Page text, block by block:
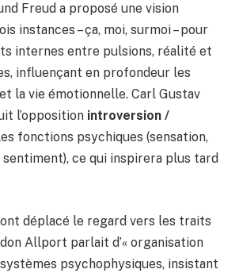
Freud a proposé une vision
instances – ça, moi, surmoi – pour
internes entre pulsions, réalité et
influençant en profondeur les
la vie émotionnelle. Carl Gustav
l’opposition introversion /
fonctions psychiques (sensation,
ce qui inspirera plus tard
ont déplacé le regard vers les traits
Allport parlait d’« organisation
psychophysiques, insistant